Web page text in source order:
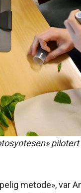
metode», var